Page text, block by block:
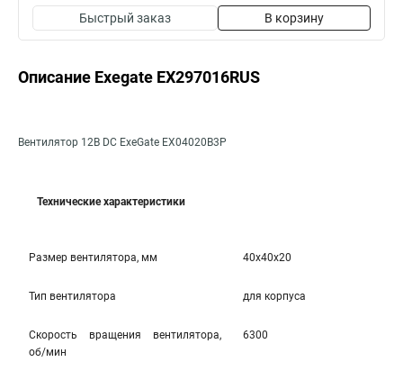
Быстрый заказ В корзину
Описание Exegate EX297016RUS
Вентилятор 12В DC ExeGate EX04020B3P
Технические характеристики
Размер вентилятора, мм 40x40x20
Тип вентилятора для корпуса
Скорость вращения вентилятора,
об/мин
6300